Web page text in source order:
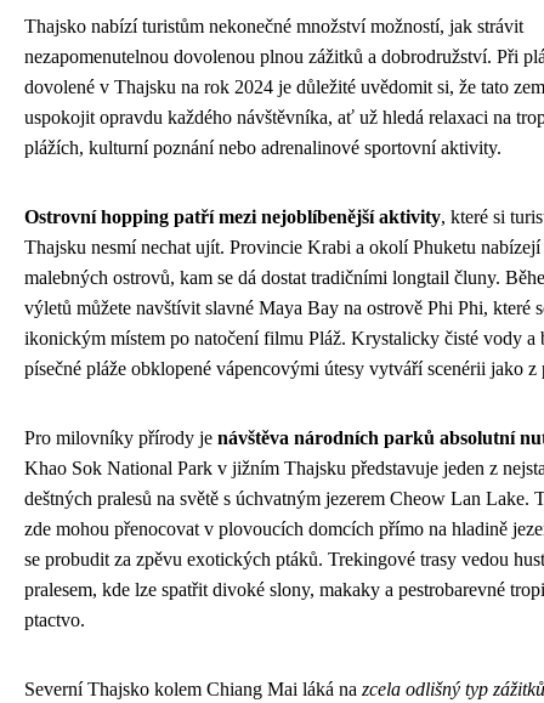
Thajsko nabízí turistům nekonečné množství možností, jak strávit
nezapomenutelnou dovolenou plnou zážitků a dobrodružství. Při
dovolené v Thajsku na rok 2024 je důležité uvědomit si, že tato
uspokojit opravdu každého návštěvníka, ať už hledá relaxaci na
plážích, kulturní poznání nebo adrenalinové sportovní aktivity.
Ostrovní hopping patří mezi nejoblíbenější aktivity, které si
Thajsku nesmí nechat ujít. Provincie Krabi a okolí Phuketu
malebných ostrovů, kam se dá dostat tradičními longtail čluny.
výletů můžete navštívit slavné Maya Bay na ostrově Phi Phi, které
ikonickým místem po natočení filmu Pláž. Krystalicky čisté vody a
písečné pláže obklopené vápencovými útesy vytváří scenérii jako z
Pro milovníky přírody je návštěva národních parků absolutní
Khao Sok National Park v jižním Thajsku představuje jeden z
deštných pralesů na světě s úchvatným jezerem Cheow Lan Lake.
zde mohou přenocovat v plovoucích domcích přímo na hladině
se probudit za zpěvu exotických ptáků. Trekingové trasy vedou
pralesem, kde lze spatřit divoké slony, makaky a pestrobarevné
ptactvo.
Severní Thajsko kolem Chiang Mai láká na zcela odlišný typ zážitků